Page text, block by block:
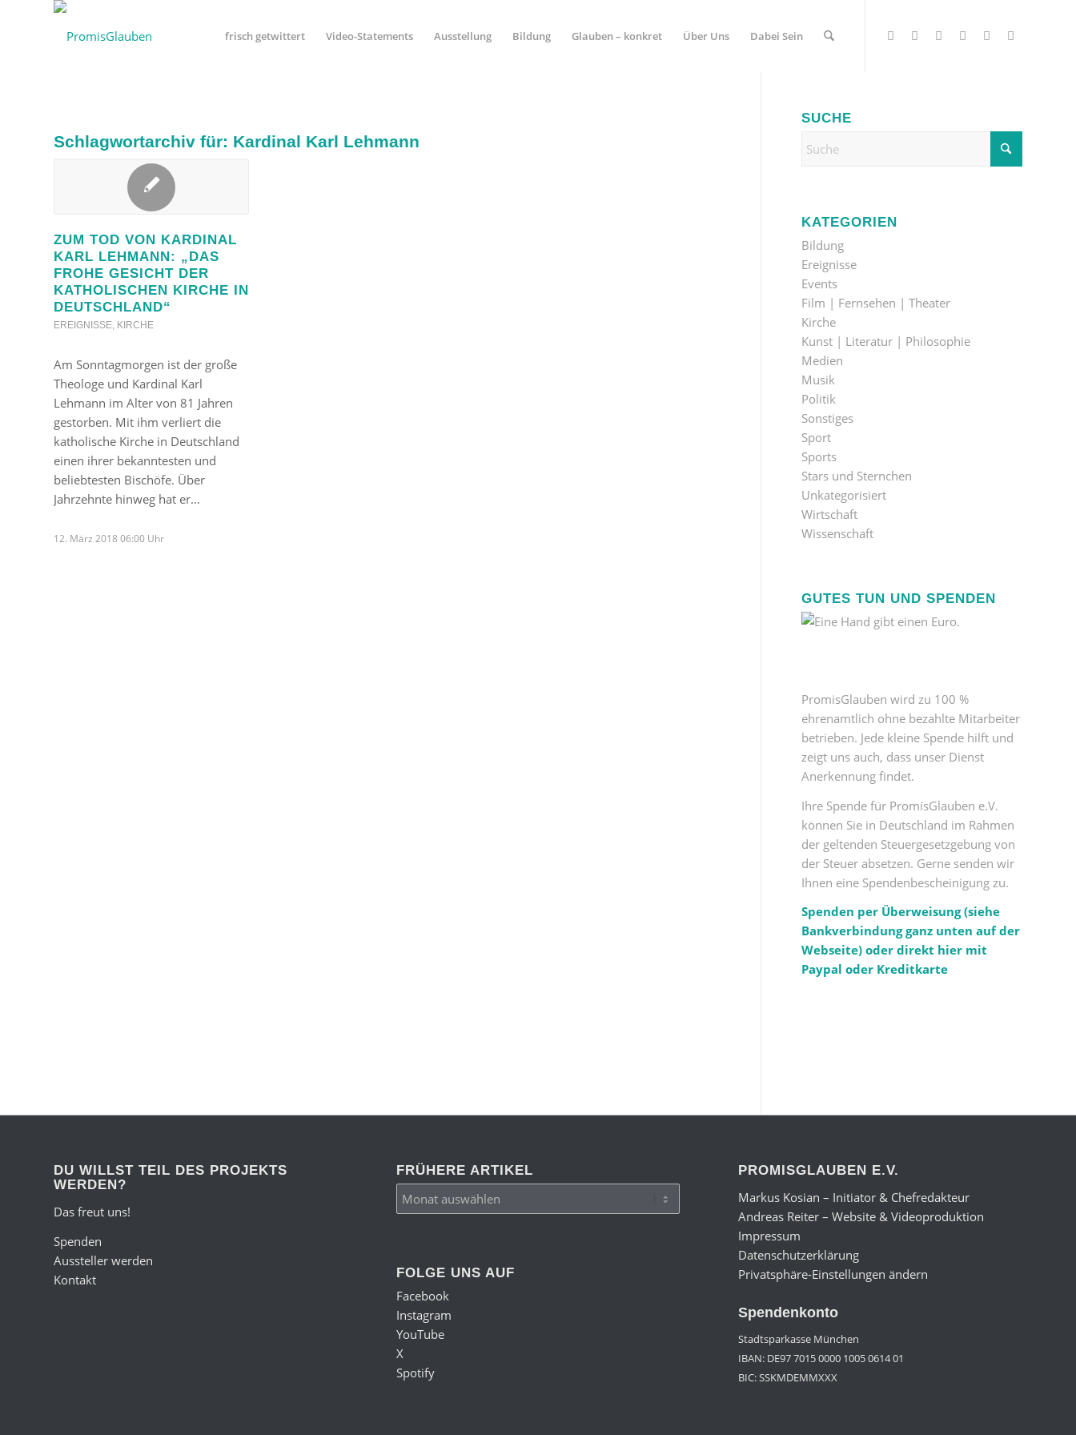
frisch getwittert Video-Statements Ausstellung Bildung Glauben – konkret Über Uns Dabei Sein
Schlagwortarchiv für: Kardinal Karl Lehmann
ZUM TOD VON KARDINAL
KARL LEHMANN: „DAS
FROHE GESICHT DER
KATHOLISCHEN KIRCHE IN
DEUTSCHLAND“
EREIGNISSE, KIRCHE
Am Sonntagmorgen ist der große
Theologe und Kardinal Karl
Lehmann im Alter von 81 Jahren
gestorben. Mit ihm verliert die
katholische Kirche in Deutschland
einen ihrer bekanntesten und
beliebtesten Bischöfe. Über
Jahrzehnte hinweg hat er…
12. März 2018 06:00 Uhr
SUCHE
KATEGORIEN
Bildung
Ereignisse
Events
Film | Fernsehen | Theater
Kirche
Kunst | Literatur | Philosophie
Medien
Musik
Politik
Sonstiges
Sport
Sports
Stars und Sternchen
Unkategorisiert
Wirtschaft
Wissenschaft
GUTES TUN UND SPENDEN
PromisGlauben wird zu 100 %
ehrenamtlich ohne bezahlte Mitarbeiter
betrieben. Jede kleine Spende hilft und
zeigt uns auch, dass unser Dienst
Anerkennung findet.
Ihre Spende für PromisGlauben e.V.
können Sie in Deutschland im Rahmen
der geltenden Steuergesetzgebung von
der Steuer absetzen. Gerne senden wir
Ihnen eine Spendenbescheinigung zu.
Spenden per Überweisung (siehe
Bankverbindung ganz unten auf der
Webseite) oder direkt hier mit
Paypal oder Kreditkarte
DU WILLST TEIL DES PROJEKTS
WERDEN?
Das freut uns!
Spenden
Aussteller werden
Kontakt
FRÜHERE ARTIKEL
FOLGE UNS AUF
Facebook
Instagram
YouTube
X
Spotify
PROMISGLAUBEN E.V.
Markus Kosian – Initiator & Chefredakteur
Andreas Reiter – Website & Videoproduktion
Impressum
Datenschutzerklärung
Privatsphäre-Einstellungen ändern
Spendenkonto
Stadtsparkasse München
IBAN: DE97 7015 0000 1005 0614 01
BIC: SSKMDEMMXXX